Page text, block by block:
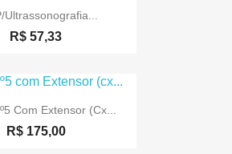
rápida
Ultrassonografia...
R$ 57,33
rápida
Com Extensor (cx...
R$ 175,00